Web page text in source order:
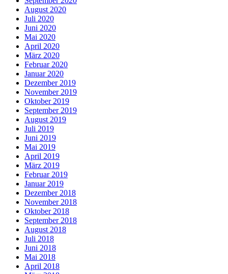
August 2020
Juli 2020
Juni 2020
Mai 2020
April 2020
März 2020
Februar 2020
Januar 2020
Dezember 2019
November 2019
Oktober 2019
September 2019
August 2019
Juli 2019
Juni 2019
Mai 2019
April 2019
März 2019
Februar 2019
Januar 2019
Dezember 2018
November 2018
Oktober 2018
September 2018
August 2018
Juli 2018
Juni 2018
Mai 2018
April 2018